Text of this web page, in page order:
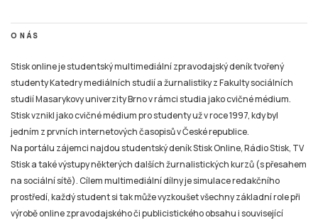
O NÁS
Stisk online je studentský multimediální zpravodajský deník tvořený
studenty Katedry mediálních studií a žurnalistiky z Fakulty sociálních
studií Masarykovy univerzity Brno v rámci studia jako cvičné médium.
Stisk vznikl jako cvičné médium pro studenty už v roce 1997, kdy byl
jedním z prvních internetových časopisů v České republice.
Na portálu zájemci najdou studentský deník Stisk Online, Rádio Stisk, TV
Stisk a také výstupy některých dalších žurnalistických kurzů (s přesahem
na sociální sítě). Cílem multimediální dílny je simulace redakčního
prostředí, každý student si tak může vyzkoušet všechny základní role při
výrobě online zpravodajského či publicistického obsahu i související